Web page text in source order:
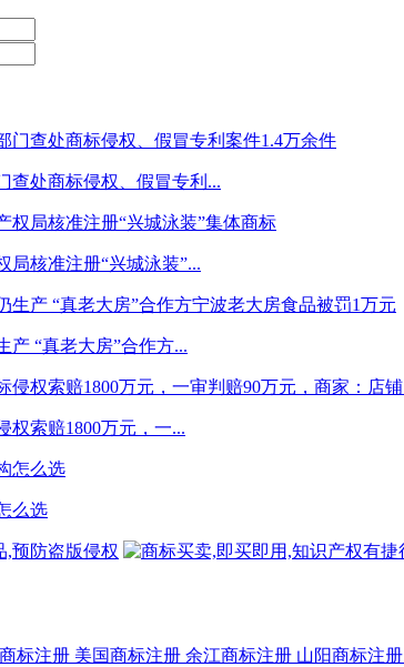
查处商标侵权、假冒专利...
局核准注册“兴城泳装”...
产 “真老大房”合作方...
权索赔1800万元，一...
么选
标注册 美国商标注册 余江商标注册 山阳商标注册